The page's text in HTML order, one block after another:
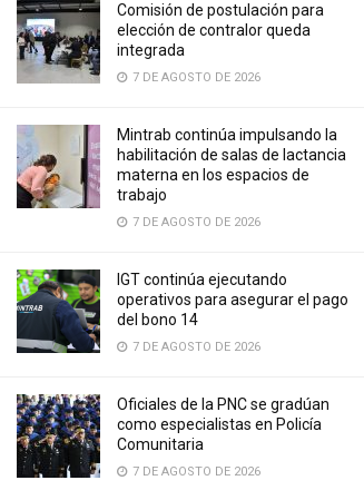
Comisión de postulación para
elección de contralor queda
integrada
7 DE AGOSTO DE 2026
Mintrab continúa impulsando la
habilitación de salas de lactancia
materna en los espacios de
trabajo
7 DE AGOSTO DE 2026
IGT continúa ejecutando
operativos para asegurar el pago
del bono 14
7 DE AGOSTO DE 2026
Oficiales de la PNC se gradúan
como especialistas en Policía
Comunitaria
7 DE AGOSTO DE 2026